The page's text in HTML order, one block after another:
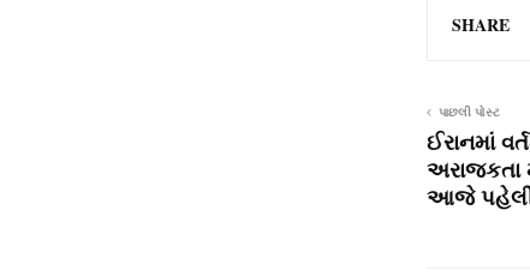
SHARE
પાછલી પોસ્ટ
ઈરાનમાં
આજે પહેલી